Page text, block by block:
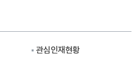
관심인재현황